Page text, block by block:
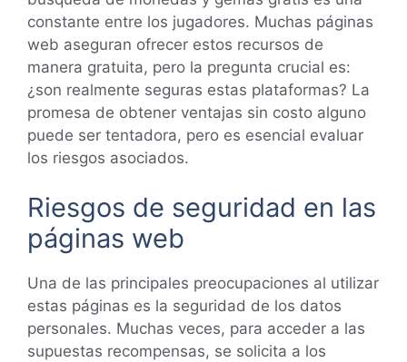
constante entre los jugadores. Muchas páginas
web aseguran ofrecer estos recursos de
manera gratuita, pero la pregunta crucial es:
¿son realmente seguras estas plataformas? La
promesa de obtener ventajas sin costo alguno
puede ser tentadora, pero es esencial evaluar
los riesgos asociados.
Riesgos de seguridad en las
páginas web
Una de las principales preocupaciones al utilizar
estas páginas es la seguridad de los datos
personales. Muchas veces, para acceder a las
supuestas recompensas, se solicita a los